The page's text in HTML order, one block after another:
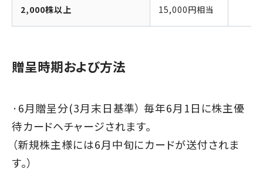
2,000株以上 15,000円相当
贈呈時期および方法
·6月贈呈分(3月末日基準） 毎年6月1日に株主優
待カードヘチャージされます。
（新規株主様には6月中旬にカードが送付されま
す。）